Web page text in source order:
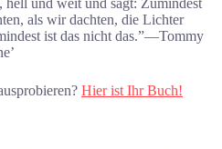
und weit und sagt: Zumindest
als wir dachten, die Lichter
ist das nicht das.”―Tommy
Hier ist Ihr Buch!